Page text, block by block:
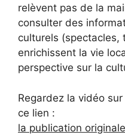
relèvent pas de la
consulter des
culturels (spectacles,
enrichissent la vie
perspective sur la
Regardez la vidéo
ce lien :
la publication